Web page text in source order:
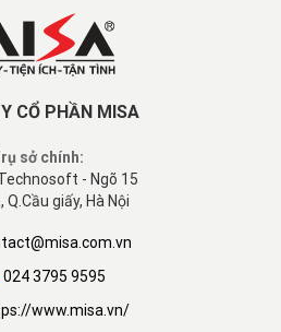
CỔ PHẦN MISA
sở chính:
- Ngõ 15
Q.Cầu giấy, Hà Nội
024 3795 9595
www.misa.vn/